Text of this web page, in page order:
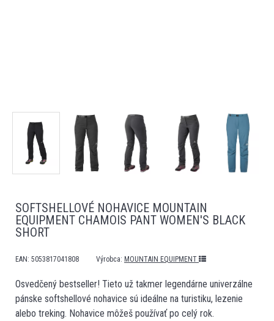
SOFTSHELLOVÉ NOHAVICE MOUNTAIN
EQUIPMENT CHAMOIS PANT WOMEN'S BLACK
SHORT
EAN: 5053817041808 Výrobca: MOUNTAIN EQUIPMENT
Osvedčený bestseller! Tieto už takmer legendárne univerzálne
pánske softshellové nohavice sú ideálne na turistiku, lezenie
alebo treking. Nohavice môžeš používať po celý rok.